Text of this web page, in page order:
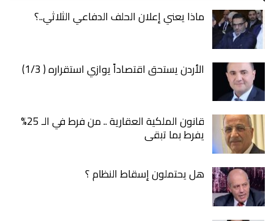
ماذا يعني إعلان الحلف الدفاعي الثلاثي..؟
الأردن يستحق اقتصاداً يوازي استقراره ( 1/3)
قانون الملكية العقارية .. من فرط في الـ 25%
يفرط بما تبقى
هل يحتملون إسقاط النظام ؟